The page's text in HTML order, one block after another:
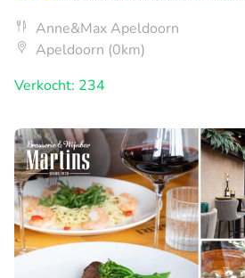
Anne&Max Apeldoorn
Apeldoorn (0km)
Verkocht: 234